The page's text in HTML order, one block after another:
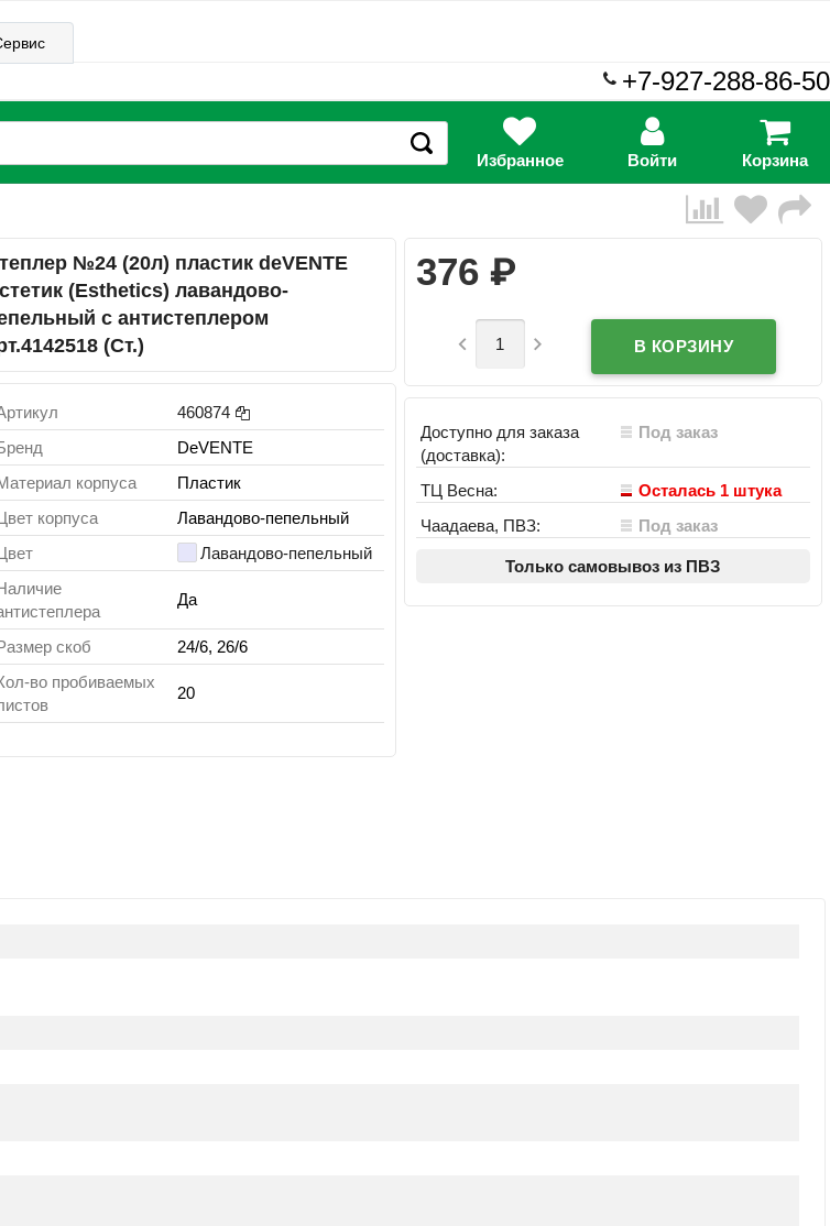
+7-927-288-86-50
Избранное Войти Корзина
№24 (20л) пластик deVENTE
(Esthetics) лавандово-
с антистеплером
(Ст.)
460874
DeVENTE
корпуса
Пластик
корпуса
Лавандово-пепельный
Лавандово-пепельный
Да
скоб
24/6, 26/6
во пробиваемых
20
376 ₽
 
Доступно для заказа
(доставка):
Под заказ
ТЦ Весна:
Осталась 1 штука
Чаадаева, ПВЗ:
Под заказ
Только самовывоз из ПВЗ